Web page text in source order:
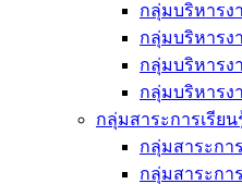
กลุ่มบริหารง
กลุ่มบริหารง
กลุ่มบริหาร
กลุ่มบริหารง
กลุ่มสาระการเรียน
กลุ่มสาระกา
กลุ่มสาระกา